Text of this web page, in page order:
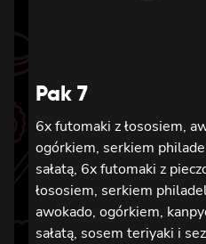
Pak 7
6x futomaki z łososiem,
ogórkiem, serkiem
sałatą, 6x futomaki z
łososiem, serkiem
awokado, ogórkiem,
sałatą, sosem teriyaki i